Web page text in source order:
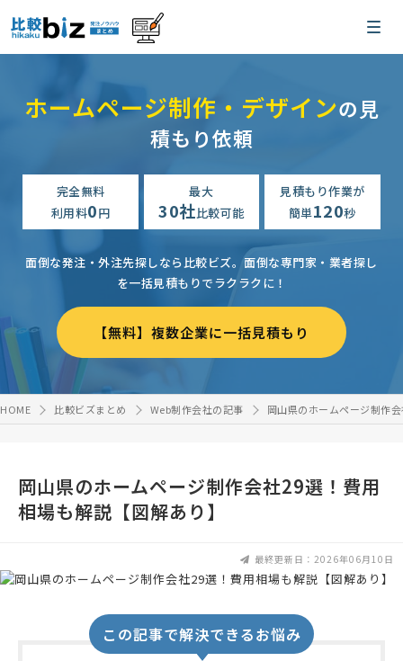
ホームページ制作・デザインの見
積もり依頼
完全無料
利用料0円
最大
30社比較可能
見積もり作業が
簡単120秒
面倒な発注・外注先探しなら比較ビズ。面倒な専門家・業者探し
を一括見積もりでラクラクに！
【無料】複数企業に一括見積もり
HOME 比較ビズまとめ Web制作会社の記事 岡山県のホームページ制作
岡山県のホームページ制作会社29選！費用
相場も解説【図解あり】
最終更新日：2026年06月10日
この記事で解決できるお悩み